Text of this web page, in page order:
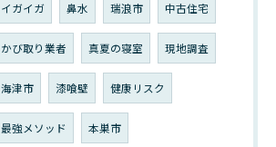
イガイガ 鼻水 瑞浪市 中古住宅
かび取り業者 真夏の寝室 現地調査
海津市 漆喰壁 健康リスク
最強メソッド 本巣市